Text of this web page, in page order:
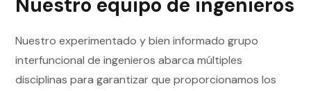
Nuestro equipo de ingenieros
Nuestro experimentado y bien informado grupo
interfuncional de ingenieros abarca múltiples
disciplinas para garantizar que proporcionamos los